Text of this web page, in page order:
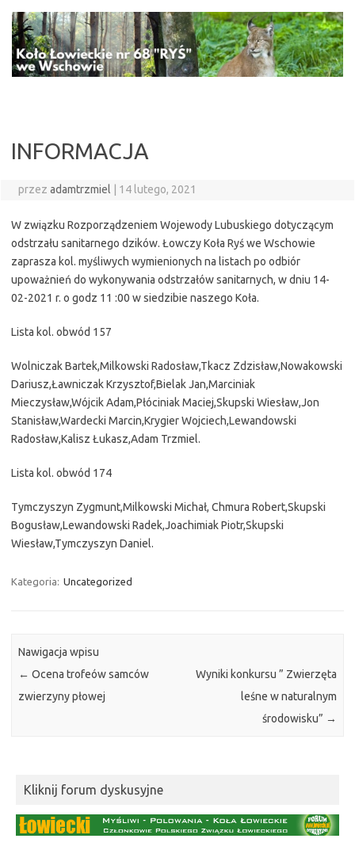
treści
INFORMACJA
przez adamtrzmiel 14 lutego, 2021
W związku Rozporządzeniem Wojewody Lubuskiego dotyczącym
odstrzału sanitarnego dzików. Łowczy Koła Ryś we Wschowie
zaprasza kol. myśliwych wymienionych na listach po odbiór
upoważnień do wykonywania odstrzałów sanitarnych, w dniu 14-
02-2021 r. o godz 11 :00 w siedzibie naszego Koła.
Lista kol. obwód 157
Wolniczak Bartek,Milkowski Radosław,Tkacz Zdzisław,Nowakowski
Dariusz,Ławniczak Krzysztof,Bielak Jan,Marciniak
Mieczysław,Wójcik Adam,Płóciniak Maciej,Skupski Wiesław,Jon
Stanisław,Wardecki Marcin,Krygier Wojciech,Lewandowski
Radosław,Kalisz Łukasz,Adam Trzmiel.
Lista kol. obwód 174
Tymczyszyn Zygmunt,Milkowski Michał, Chmura Robert,Skupski
Bogusław,Lewandowski Radek,Joachimiak Piotr,Skupski
Wiesław,Tymczyszyn Daniel.
Kategoria: Uncategorized
Nawigacja wpisu
← Ocena trofeów samców
zwierzyny płowej
Wyniki konkursu ” Zwierzęta
leśne w naturalnym
środowisku” →
Kliknij forum dyskusyjne